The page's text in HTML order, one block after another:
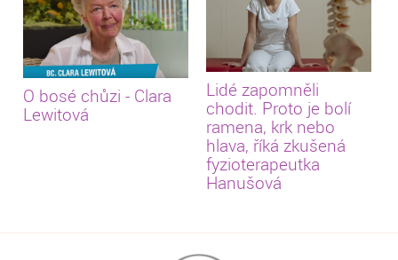
O bosé chůzi - Clara
Lewitová
Lidé zapomněli
chodit. Proto je bolí
ramena, krk nebo
hlava, říká zkušená
fyzioterapeutka
Hanušová